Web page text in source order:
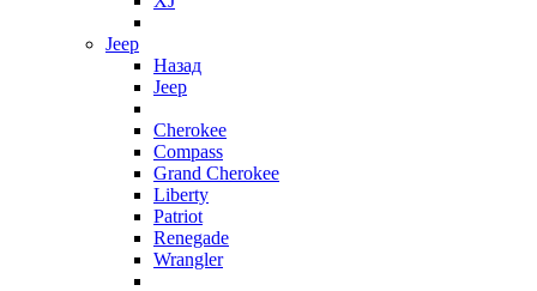
Jeep
Назад
Jeep
Cherokee
Compass
Grand Cherokee
Liberty
Patriot
Renegade
Wrangler